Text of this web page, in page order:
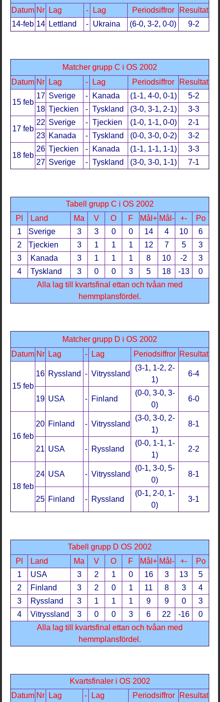
Datum Nr Lag - Lag Periodsiffror
Resultat
14-feb 14 Lettland - Ukraina (6-0, 3-2, 0-0) 9-2
Matcher grupp C i OS 2002
Datum Nr Lag - Lag Periodsiffror Resultat
15 feb
17 Sverige - Kanada (1-1, 4-0, 0-1)
5-2
18 Tjeckien - Tyskland (3-0, 3-1, 2-1) 3-3
17 feb
22 Sverige - Tjeckien (1-0, 1-1, 0-0)
2-1
23 Kanada - Tyskland (0-0, 3-0, 0-2) 3-2
18 feb
26 Tjeckien - Kanada (1-1, 1-1, 1-1)
3-3
27 Sverige - Tyskland (3-0, 3-0, 1-1) 7-1
Tabell grupp C i OS 2002
Pl
Land Ma V O F Mål+ Mål- +-
Po
1
Sverige 3 3 0 0 14 4 10
6
2
Tjeckien 3 1 1 1 12 7 5
3
3
Kanada 3 1 1 1 8 10 -2
3
4
Tyskland 3 0 0 3 5 18 -13
0
Alla lag till kvartsfinal ettan och tvåan med
hemmplansfördel .
Matcher grupp D i OS 2002
Datum Nr Lag - Lag Periodsiffror Resultat
15 feb
16 Ryssland - Vitryssland
(3-1, 1-2, 2-
1)
6-4
19 USA - Finland
(0-0, 3-0, 3-
0)
6-0
16 feb
20 Finland - Vitryssland
(3-0, 3-0, 2-
1)
8-1
21 USA - Ryssland
(0-0, 1-1, 1-
1)
2-2
18 feb
24 USA - Vitryssland
(0-1, 3-0, 5-
0)
8-1
25 Finland - Ryssland
(0-1, 2-0, 1-
0)
3-1
Tabell grupp D OS 2002
Pl
Land Ma V O F Mål+ Mål- +-
Po
1
USA 3 2 1 0 16 3 13
5
2
Finland 3 2 0 1 11 8 3
4
3
Ryssland 3 1 1 1 9 9 0
3
4
Vitryssland 3 0 0 3 6 22 -16
0
Alla lag till kvartsfinal ettan och tvåan med
hemmplansfördel .
Kvartsfinaler i OS 2002
Datum Nr Lag - Lag Periodsiffror Resultat